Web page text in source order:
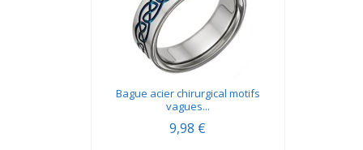
Bague acier chirurgical motifs
vagues...
9,98 €